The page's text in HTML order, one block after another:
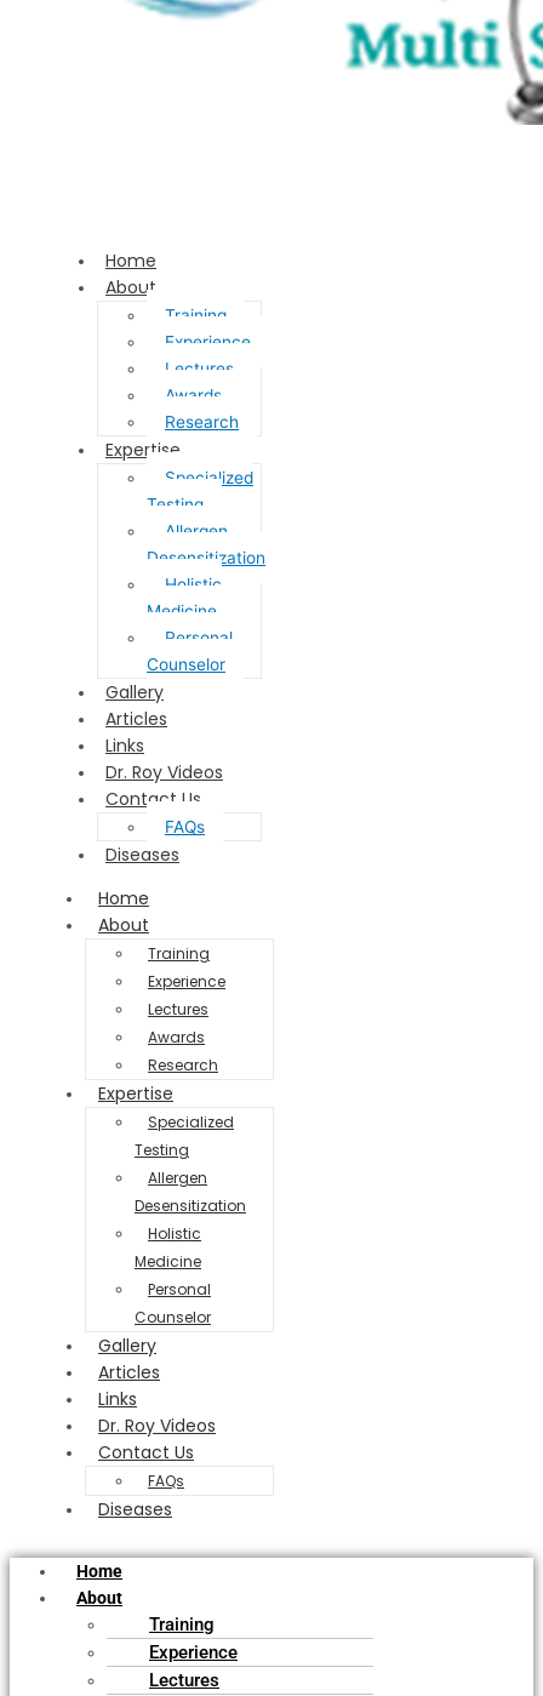
Home
About
Training
Experience
Lectures
Awards
Research
Expertise
Specialized
Testing
Allergen
Desensitization
Holistic
Medicine
Personal
Counselor
Gallery
Articles
Links
Dr. Roy Videos
Contact Us
FAQs
Diseases
Home
About
Training
Experience
Lectures
Awards
Research
Expertise
Specialized
Testing
Allergen
Desensitization
Holistic
Medicine
Personal
Counselor
Gallery
Articles
Links
Dr. Roy Videos
Contact Us
FAQs
Diseases
Home
About
Training
Experience
Lectures